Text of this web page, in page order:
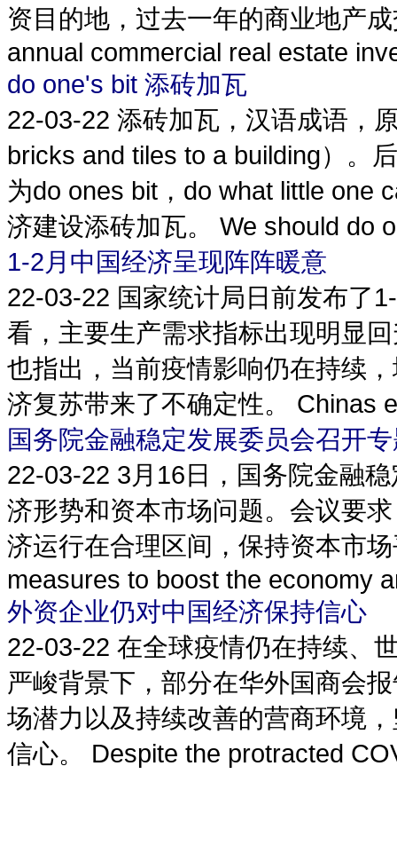
资目的地，过去一年的商业地产
annual commercial real estate
do one's bit 添砖加瓦
22-03-22 添砖加瓦，汉语成语，
bricks and tiles to a building）。
为do ones bit，do what little one
济建设添砖加瓦。 We should do
1-2月中国经济呈现阵阵暖意
22-03-22 国家统计局日前发布了
看，主要生产需求指标出现明显
也指出，当前疫情影响仍在持续
济复苏带来了不确定性。 Chinas
国务院金融稳定发展委员会召开
22-03-22 3月16日，国务院金融
济形势和资本市场问题。会议要
济运行在合理区间，保持资本市
measures to boost the economy
外资企业仍对中国经济保持信心
22-03-22 在全球疫情仍在持续、
严峻背景下，部分在华外国商会
场潜力以及持续改善的营商环境
信心。 Despite the protracted